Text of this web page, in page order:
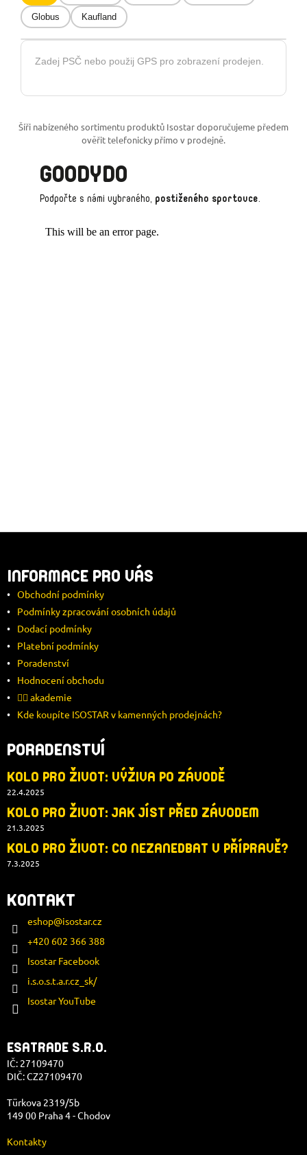
Globus Kaufland
Zadej PSČ nebo použij GPS pro zobrazení prodejen.
Šíři nabízeného sortimentu produktů Isostar doporučujeme předem
ověřit telefonicky přímo v prodejně.
GOODYDO
Podpořte s námi vybraného, postiženého sportovce.
Á
P
A
T
INFORMACE PRO VÁS
Obchodní podmínky
Podmínky zpracování osobních údajů
Dodací podmínky
Platební podmínky
Poradenství
Hodnocení obchodu
🚴‍♂️ akademie
Kde koupíte ISOSTAR v kamenných prodejnách?
PORADENSTVÍ
KOLO PRO ŽIVOT: VÝŽIVA PO ZÁVODĚ
22.4.2025
KOLO PRO ŽIVOT: JAK JÍST PŘED ZÁVODEM
21.3.2025
KOLO PRO ŽIVOT: CO NEZANEDBAT V PŘÍPRAVĚ?
7.3.2025
KONTAKT
eshop@isostar.cz
+420 602 366 388
Isostar Facebook
i.s.o.s.t.a.r.cz_sk/
Isostar YouTube
ESATRADE S.R.O.
IČ: 27109470
DIČ: CZ27109470
Türkova 2319/5b
149 00 Praha 4 - Chodov
Kontakty